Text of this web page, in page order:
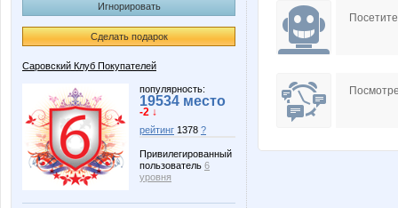
Игнорировать
Сделать подарок
Саровский Клуб Покупателей
популярность:
19534 место
-2 ↓
рейтинг 1378 ?
Привилегированный
пользователь 6
уровня
Лия2606